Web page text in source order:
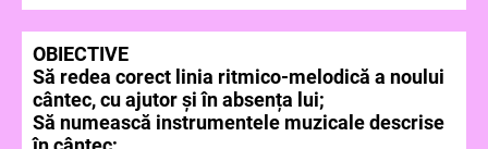
OBIECTIVE
Să redea corect linia ritmico-melodică a noului
cântec, cu ajutor și în absența lui;
Să numească instrumentele muzicale descrise